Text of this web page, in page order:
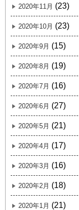
2020年11月 (23)
2020年10月 (23)
2020年9月 (15)
2020年8月 (19)
2020年7月 (16)
2020年6月 (27)
2020年5月 (21)
2020年4月 (17)
2020年3月 (16)
2020年2月 (18)
2020年1月 (21)